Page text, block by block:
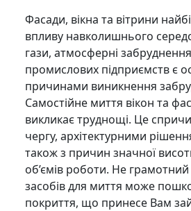
Фасади, вікна та вітрини
впливу навколишнього
гази, атмосферні
промислових підприємств є
причинами виникнення
Самостійне миття вікон та
викликає труднощі. Це
чергу, архітектурними
також з причин значної
об’ємів роботи. Не грамотний
засобів для миття може
покриття, що принесе Вам